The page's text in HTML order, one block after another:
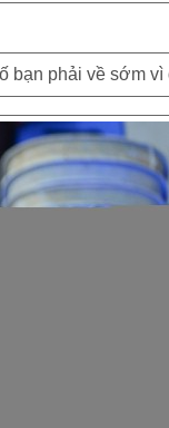
bạn phải về sớm